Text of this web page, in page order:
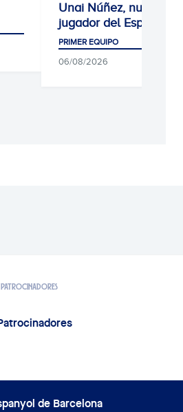
Unai Núñez, nuevo
jugador del Espanyol
PRIMER EQUIPO
06/08/2026
PATROCINADORES